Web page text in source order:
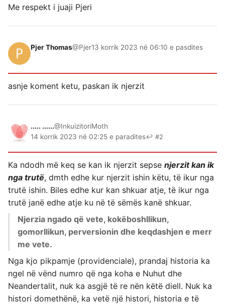
Me respekt i juaji Pjeri
Pjer Thomas@Pjer13 korrik 2023 në 06:10 e pasdites
asnje koment ketu, paskan ik njerzit
..... ......@InkuizitoriMoth
14 korrik 2023 në 02:25 e paradites↩ #2
Ka ndodh më keq se kan ik njerzit sepse njerzit kan ik
nga trutë, dmth edhe kur njerzit ishin këtu, të ikur nga
trutë ishin. Biles edhe kur kan shkuar atje, të ikur nga
trutë janë edhe atje ku në të sëmës kanë shkuar.
Njerzia ngado që vete, kokëboshllikun,
gomorllikun, perversionin dhe keqdashjen e merr
me vete.
Nga kjo pikpamje (providenciale), prandaj historia ka
ngel në vënd numro që nga koha e Nuhut dhe
Neandertalit, nuk ka asgjë të re nën këtë diell. Nuk ka
histori domethënë, ka vetë një histori, historia e të